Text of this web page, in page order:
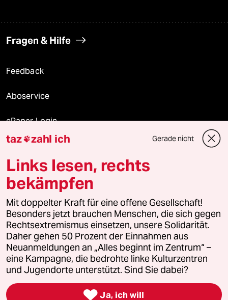
Fragen & Hilfe
Feedback
Aboservice
ePaper Login
Downloads für Abonnierende
© 2026 taz Verlags und Vertriebs GmbH
Alle Rechte vorbehalten. Bei rechtlichen Fragen oder für Genehmigungen
wenden Sie sich bitte an
lizenzen@taz.de
Feedback Redaktionsstatut Kommune-Richtlinien
Leitlinie Informant Datenschutz Impressum AGB
Seitenwende Einwilligungen widerrufen (Ads)
taz zahl ich Gerade nicht
Links lesen, rechts
bekämpfen
Mit doppelter Kraft für eine offene Gesellschaft!
Besonders jetzt brauchen Menschen, die sich gegen
Rechtsextremismus einsetzen, unsere Solidarität.
Daher gehen 50 Prozent der Einnahmen aus
Neuanmeldungen an „Alles beginnt im Zentrum“ –
eine Kampagne, die bedrohte linke Kulturzentren
und Jugendorte unterstützt. Sind Sie dabei?
 Ja, ich will